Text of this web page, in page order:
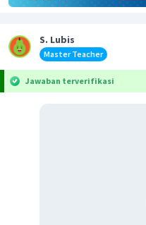
S. Lubis
Master Teacher
Jawaban terverifikasi